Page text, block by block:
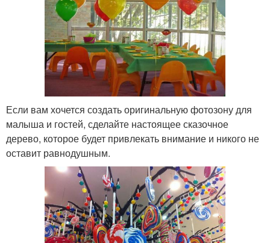
Если вам хочется создать оригинальную фотозону для
малыша и гостей, сделайте настоящее сказочное
дерево, которое будет привлекать внимание и никого не
оставит равнодушным.